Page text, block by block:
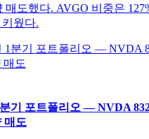
도했다. AVGO 비중은
웠다.
기 포트폴리오 — NVDA
매도